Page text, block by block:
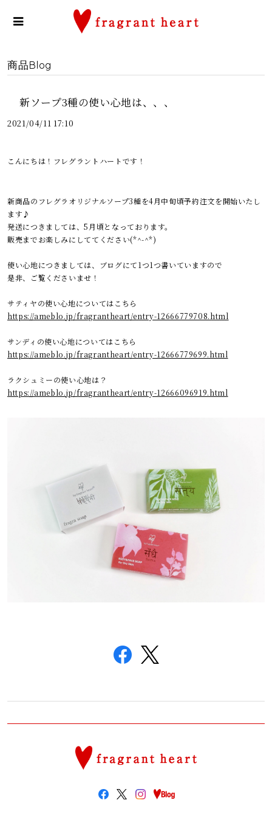
商品Blog
新ソープ3種の使い心地は、、、
2021/04/11 17:10
こんにちは！フレグラントハートです！
新商品のフレグラオリジナルソープ3種を4月中旬頃予約注文を開始いたし
ます♪
発送につきましては、5月頃となっております。
販売までお楽しみにしててください(*^-^*)
使い心地につきましては、ブログにて1つ1つ書いていますので
是非、ご覧くださいませ！
サティヤの使い心地についてはこちら
https://ameblo.jp/fragrantheart/entry-12666779708.html
サンディの使い心地についてはこちら
https://ameblo.jp/fragrantheart/entry-12666779699.html
ラクシュミーの使い心地は？
https://ameblo.jp/fragrantheart/entry-12666096919.html